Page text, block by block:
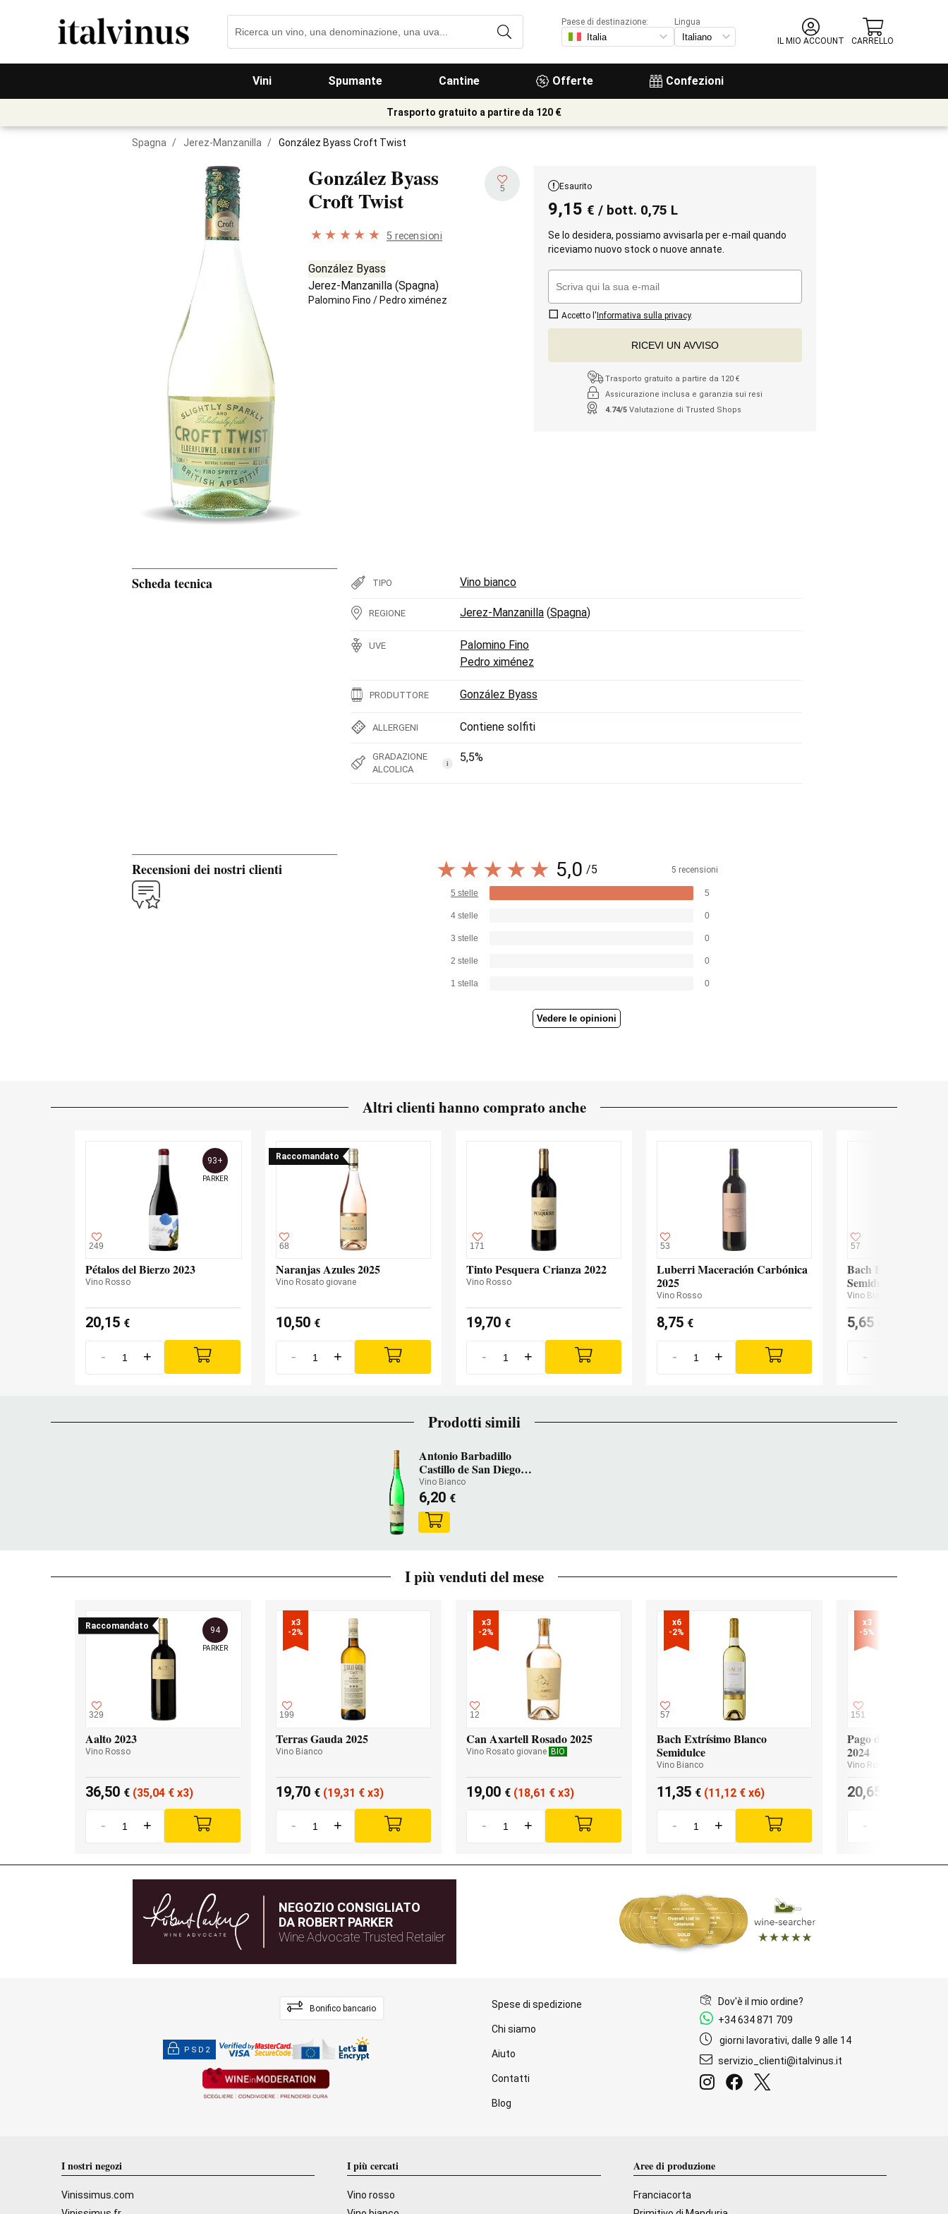
Vini Spumante Cantine Offerte Confezioni
Paese di destinazione:
Lingua
IL MIO ACCOUNT
CARRELLO
Trasporto gratuito a partire da 120 €
Spagna / Jerez-Manzanilla / González Byass Croft Twist
González Byass
Croft Twist
5
5 recensioni
González Byass
Jerez-Manzanilla (Spagna)
Palomino Fino / Pedro ximénez
Esaurito
9,15 € / bott. 0,75 L
Se lo desidera, possiamo avvisarla per e-mail quando
riceviamo nuovo stock o nuove annate.
Accetto l' Informativa sulla privacy.
RICEVI UN AVVISO
Trasporto gratuito a partire da 120 €
Assicurazione inclusa e garanzia sui resi
4.74/5 Valutazione di Trusted Shops
Scheda tecnica TIPO Vino bianco
REGIONE Jerez-Manzanilla (Spagna)
UVE
Palomino Fino
Pedro ximénez
PRODUTTORE González Byass
ALLERGENI Contiene solfiti
GRADAZIONE
ALCOLICA
i 5,5%
Recensioni dei nostri clienti 5,0 /5 5 recensioni
5 stelle 5
4 stelle 0
3 stelle 0
2 stelle 0
1 stella 0
Vedere le opinioni
Altri clienti hanno comprato anche
249
93+
PARKER
Pétalos del Bierzo 2023
Vino Rosso
20,15 €
- +
Raccomandato
68
Naranjas Azules 2025
Vino Rosato giovane
10,50 €
- +
171
Tinto Pesquera Crianza 2022
Vino Rosso
19,70 €
- +
53
Luberri Maceración Carbónica
2025
Vino Rosso
8,75 €
- +
57
Bach Extrísimo
Semidulce
Vino Bianco
5,65
-
Prodotti simili
Antonio Barbadillo
Castillo de San Diego
2024
Vino Bianco
6,20 €
I più venduti del mese
Raccomandato
329
94
PARKER
Aalto 2023
Vino Rosso
36,50 € (35,04 € x3)
- +
x3
-2%
199
Terras Gauda 2025
Vino Bianco
19,70 € (19,31 € x3)
- +
x3
-2%
12
Can Axartell Rosado 2025
Vino Rosato giovane BIO
19,00 € (18,61 € x3)
- +
x6
-2%
57
Bach Extrísimo Blanco
Semidulce
Vino Bianco
11,35 € (11,12 € x6)
- +
x3
-5%
151
Pago de los
2024
Vino Rosso
20,65
-
NEGOZIO CONSIGLIATO
DA ROBERT PARKER
Wine Advocate Trusted Retailer
Bonifico bancario
PSD2
Spese di spedizione
Chi siamo
Aiuto
Contatti
Blog
Dov'è il mio ordine?
+34 634 871 709
giorni lavorativi, dalle 9 alle 14
servizio_clienti@italvinus.it
I nostri negozi
Vinissimus.com
I più cercati
Vino rosso
Aree di produzione
Franciacorta